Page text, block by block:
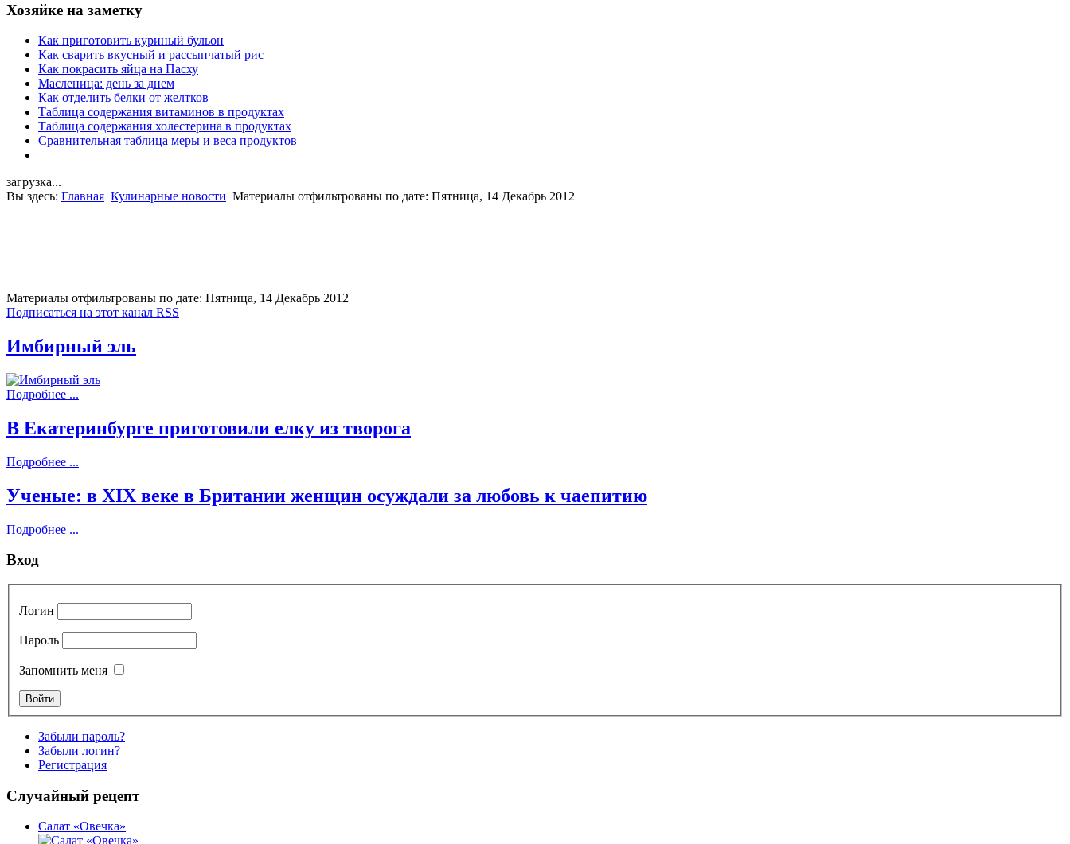
Хозяйке на заметку
Как приготовить куриный бульон
Как сварить вкусный и рассыпчатый рис
Как покрасить яйца на Пасху
Масленица: день за днем
Как отделить белки от желтков
Таблица содержания витаминов в продуктах
Таблица содержания холестерина в продуктах
Сравнительная таблица меры и веса продуктов
загрузка...
Вы здесь: Главная Кулинарные новости Материалы отфильтрованы по дате: Пятница, 14 Декабрь 2012
Материалы отфильтрованы по дате: Пятница, 14 Декабрь 2012
Подписаться на этот канал RSS
Имбирный эль
Подробнее ...
В Екатеринбурге приготовили елку из творога
Подробнее ...
Ученые: в XIX веке в Британии женщин осуждали за любовь к чаепитию
Подробнее ...
Вход
Логин
Пароль
Запомнить меня
Забыли пароль?
Забыли логин?
Регистрация
Случайный рецепт
Салат «Овечка»